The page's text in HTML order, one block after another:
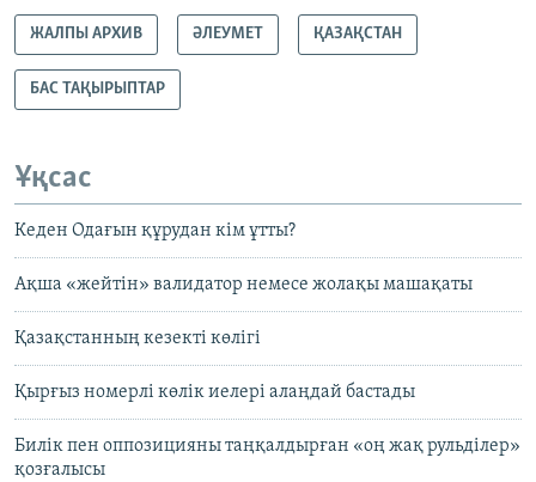
ЖАЛПЫ АРХИВ ӘЛЕУМЕТ ҚАЗАҚСТАН
БАС ТАҚЫРЫПТАР
Ұқсас
Кеден Одағын құрудан кім ұтты?
Ақша «жейтін» валидатор немесе жолақы машақаты
Қазақстанның кезекті көлігі
Қырғыз номерлі көлік иелері алаңдай бастады
Билік пен оппозицияны таңқалдырған «оң жақ рульділер»
қозғалысы